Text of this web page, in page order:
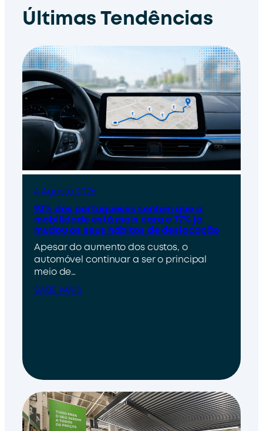
Últimas Tendências
4 Agosto 2026
93% dos portugueses sentem que a
mobilidade está mais cara e 77% já
mudou os seus hábitos de deslocação
Apesar do aumento dos custos, o
automóvel continuar a ser o principal
meio de…
SABE MAIS